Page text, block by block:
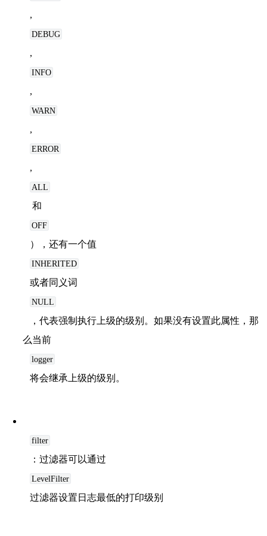
,
DEBUG
,
INFO
,
WARN
,
ERROR
,
ALL
和
OFF
），还有一个值
INHERITED
或者同义词
NULL
，代表强制执行上级的级别。如果没有设置此属性，那
么当前
logger
将会继承上级的级别。
filter
：过滤器可以通过
LevelFilter
过滤器设置日志最低的打印级别